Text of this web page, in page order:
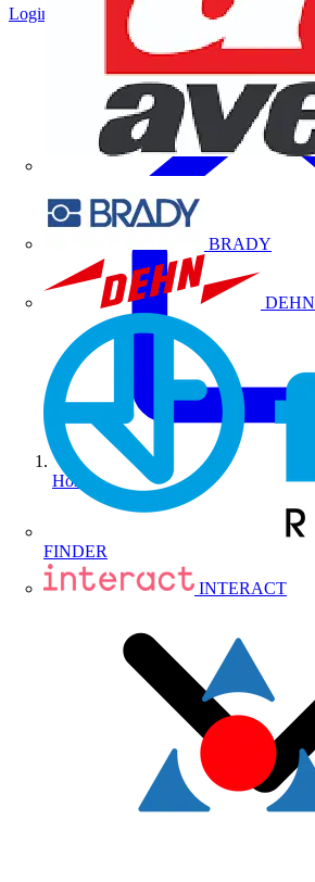
BRADY
DEHN
FINDER
INTERACT
Login
Home